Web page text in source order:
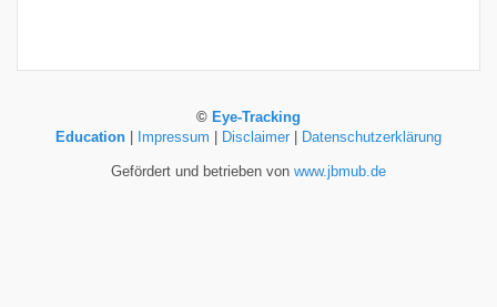
© Eye-Tracking
Education
Impressum Disclaimer Datenschutzerklärung
Gefördert und betrieben von www.jbmub.de